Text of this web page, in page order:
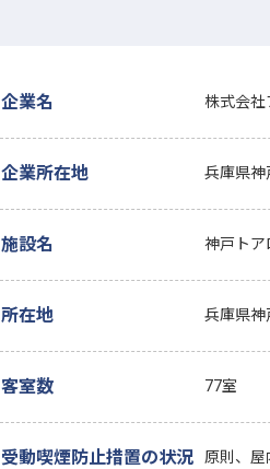
企業名 株式会社
企業所在地 兵庫県神
施設名 神戸トア
所在地 兵庫県神
客室数 77室
受動喫煙防止措置の状況 原則、屋